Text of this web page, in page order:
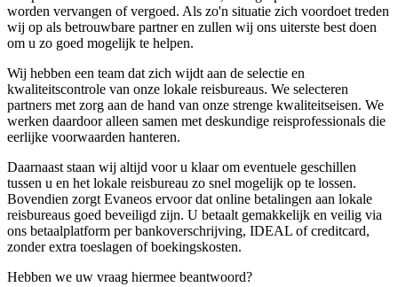
worden vervangen of vergoed. Als zo'n situatie zich voordoet treden
wij op als betrouwbare partner en zullen wij ons uiterste best doen
om u zo goed mogelijk te helpen.
Wij hebben een team dat zich wijdt aan de selectie en
kwaliteitscontrole van onze lokale reisbureaus. We selecteren
partners met zorg aan de hand van onze strenge kwaliteitseisen. We
werken daardoor alleen samen met deskundige reisprofessionals die
eerlijke voorwaarden hanteren.
Daarnaast staan wij altijd voor u klaar om eventuele geschillen
tussen u en het lokale reisbureau zo snel mogelijk op te lossen.
Bovendien zorgt Evaneos ervoor dat online betalingen aan lokale
reisbureaus goed beveiligd zijn. U betaalt gemakkelijk en veilig via
ons betaalplatform per bankoverschrijving, IDEAL of creditcard,
zonder extra toeslagen of boekingskosten.
Hebben we uw vraag hiermee beantwoord?